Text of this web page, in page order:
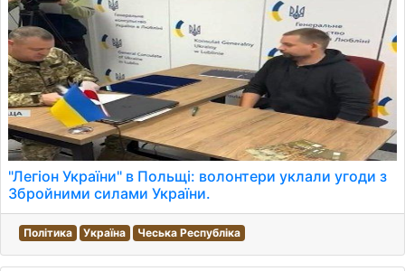
"Легіон України" в Польщі: волонтери уклали угоди з
Збройними силами України.
Політика Україна Чеська Республіка